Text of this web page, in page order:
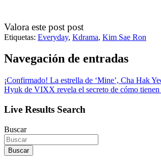
Valora este post post
Etiquetas: Everyday, Kdrama, Kim Sae Ron
Navegación de entradas
¡Confirmado! La estrella de ‘Mine’, Cha Hak
Hyuk de VIXX revela el secreto de cómo tienen
Live Results Search
Buscar
Buscar